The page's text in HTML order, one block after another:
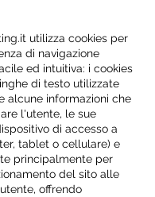
utilizza cookies per
di navigazione
ed intuitiva: i cookies
di testo utilizzate
alcune informazioni che
l'utente, le sue
di accesso a
tablet o cellulare) e
principalmente per
del sito alle
offrendo